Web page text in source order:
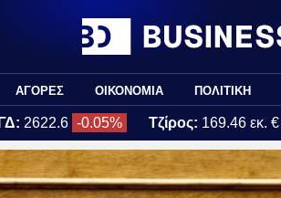
ΑΓΟΡΕΣ ΟΙΚΟΝΟΜΙΑ ΠΟΛΙΤΙΚΗ
ΓΔ: 2622.6 -0.05% Τζίρος: 169.46 εκ. €